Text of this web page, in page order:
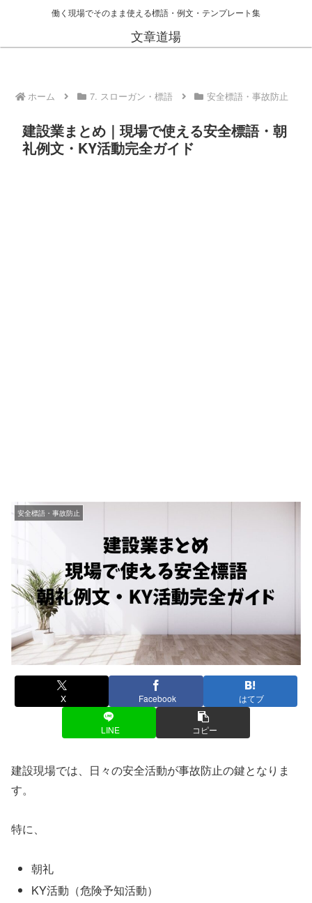
働く現場でそのまま使える標語・例文・テンプレート集
文章道場
ホーム 7. スローガン・標語 安全標語・事故防止
建設業まとめ｜現場で使える安全標語・朝
礼例文・KY活動完全ガイド
安全標語・事故防止
X Facebook はてブ
LINE コピー
建設現場では、日々の安全活動が事故防止の鍵となりま
す。
特に、
朝礼
KY活動（危険予知活動）